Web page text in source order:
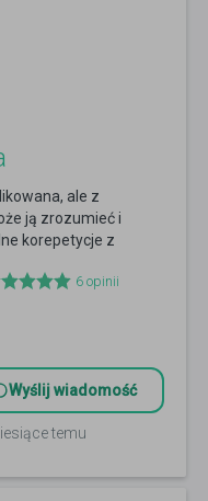
ale z
ją zrozumieć i
korepetycje z
6 opinii
Wyślij wiadomość
temu